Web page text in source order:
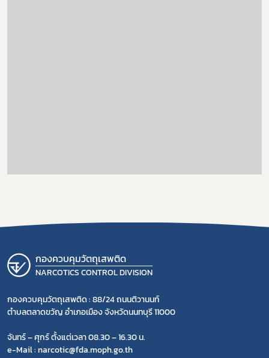
กองควบคุมวัตถุเสพติด
NARCOTICS CONTROL DIVISION
กองควบคุมวัตถุเสพติด : 88/24 ถนนติวานนท์
ตำบลตลาดขวัญ อำเภอเมือง จังหวัดนนทบุรี 11000
จันทร์ – ศุกร์ ตั้งแต่เวลา 08.30 – 16.30 น.
e-Mail : narcotic@fda.moph.go.th